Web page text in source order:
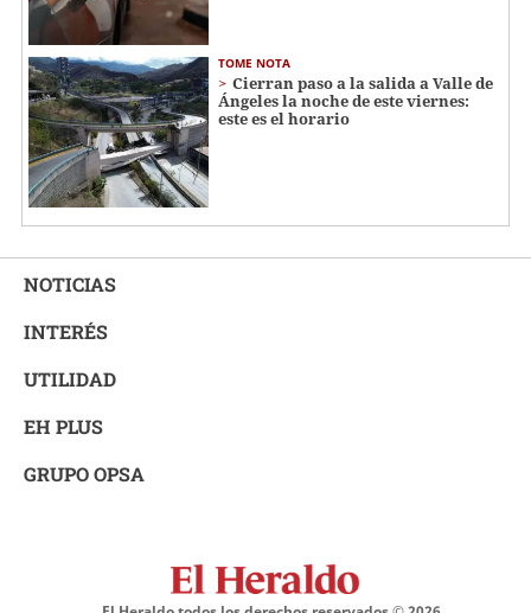
TOME NOTA
Cierran paso a la salida a Valle de
Ángeles la noche de este viernes:
este es el horario
NOTICIAS
INTERÉS
UTILIDAD
EH PLUS
GRUPO OPSA